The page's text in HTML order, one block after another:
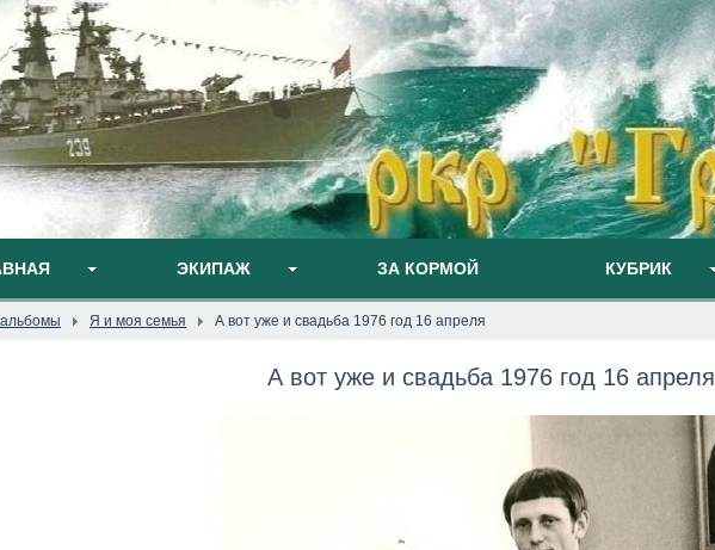
ЭКИПАЖ ЗА КОРМОЙ КУБРИК
Я и моя семья А вот уже и свадьба 1976 год 16 апреля
А вот уже и свадьба 1976 год 16 апреля